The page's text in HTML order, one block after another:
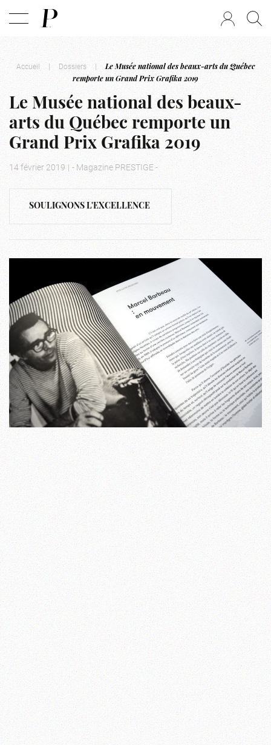
Accueil | Dossiers |
Le Musée national des beaux-arts du Québec
remporte un Grand Prix Grafika 2019
Le Musée national des beaux-
arts du Québec remporte un
Grand Prix Grafika 2019
14 février 2019 | - Magazine PRESTIGE -
SOULIGNONS L'EXCELLENCE